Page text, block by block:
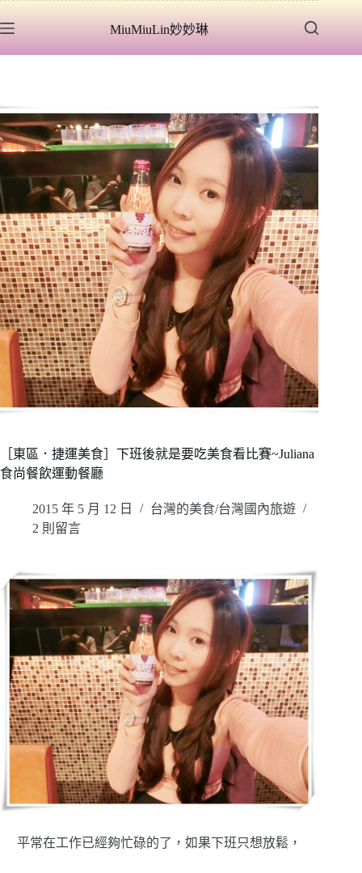
至
容
MiuMiuLin妙妙琳
［東區．捷運美食］下班後就是要吃美食看比賽~Juliana
食尚餐飲運動餐廳
2015 年 5 月 12 日
台灣的美食/台灣國內旅遊
2 則留言
平常在工作已經夠忙碌的了，如果下班只想放鬆，